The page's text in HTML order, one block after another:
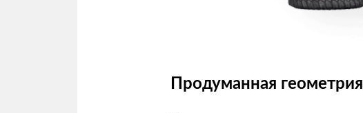
Продуманная геометрия